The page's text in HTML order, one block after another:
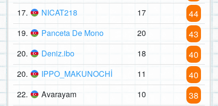
17. NICAT218 17 44
19. Panceta De Mono 20 43
20. Deniz.ibo 18 40
20. IPPO_MAKUNOCHİ 11 40
22. Avarayam 10 38